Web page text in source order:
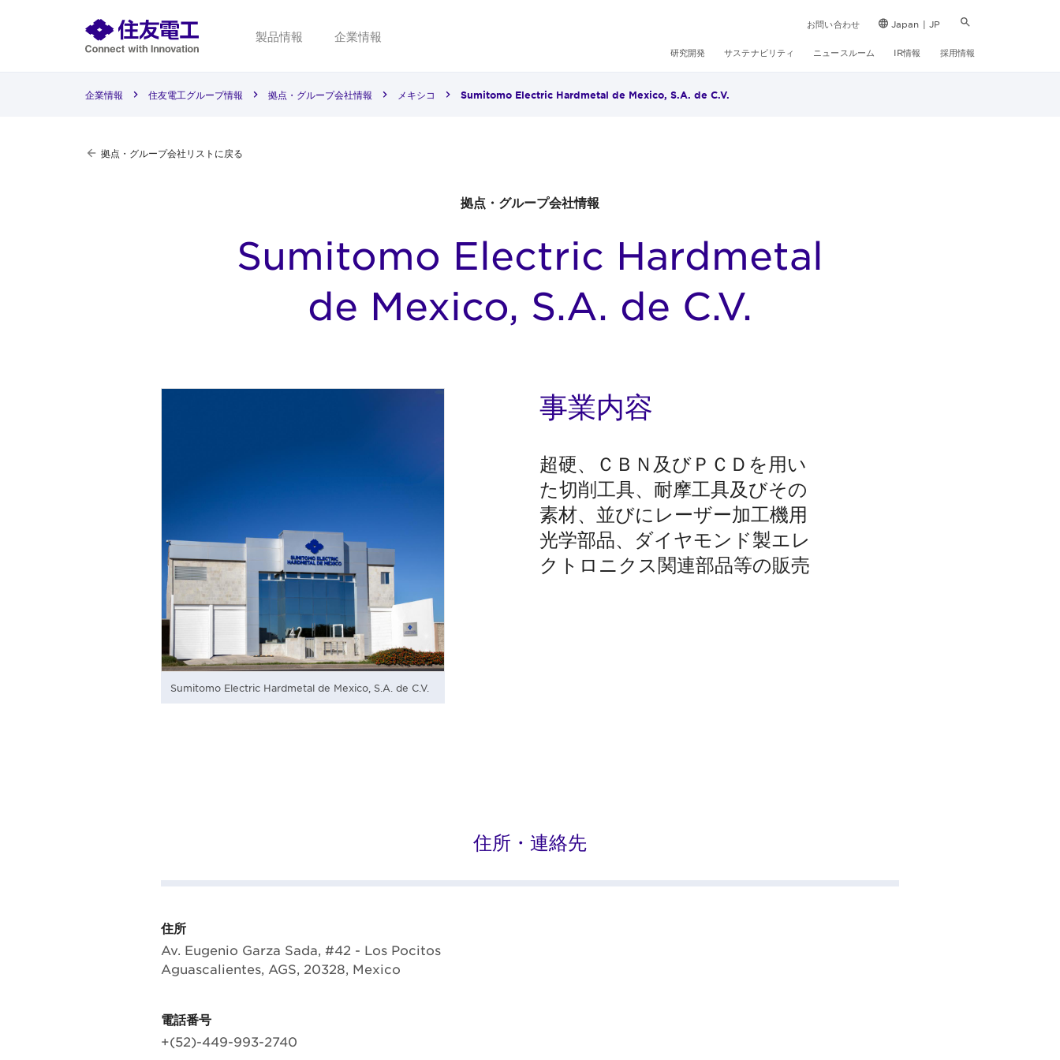
製品情報 企業情報
お問い合わせ Japan | JP
研究開発 サステナビリティ ニュースルーム IR情報 採用情報
企業情報 住友電工グループ情報 拠点・グループ会社情報 メキシコ Sumitomo Electric Hardmetal de Mexico, S.A. de C.V.
拠点・グループ会社リストに戻る
拠点・グループ会社情報
Sumitomo Electric Hardmetal
de Mexico, S.A. de C.V.
Sumitomo Electric Hardmetal de Mexico, S.A. de C.V.
事業内容
超硬、ＣＢＮ及びＰＣＤを用い
た切削工具、耐摩工具及びその
素材、並びにレーザー加工機用
光学部品、ダイヤモンド製エレ
クトロニクス関連部品等の販売
住所・連絡先
住所
Av. Eugenio Garza Sada, #42 - Los Pocitos
Aguascalientes, AGS, 20328, Mexico
電話番号
+(52)-449-993-2740